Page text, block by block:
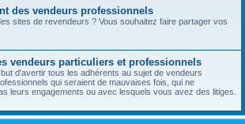
des vendeurs professionnels
sites de revendeurs ? Vous souhaitez faire partager vos
vendeurs particuliers et professionnels
d'avertir tous les adhérents au sujet de vendeurs
qui seraient de mauvaises fois, qui ne
leurs engagements ou avec lesquels vous avez des litiges.